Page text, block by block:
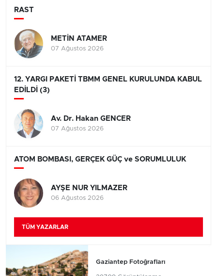
RAST
METİN ATAMER
07 Ağustos 2026
12. YARGI PAKETİ TBMM GENEL KURULUNDA KABUL
EDİLDİ (3)
Av. Dr. Hakan GENCER
07 Ağustos 2026
ATOM BOMBASI, GERÇEK GÜÇ ve SORUMLULUK
AYŞE NUR YILMAZER
06 Ağustos 2026
TÜM YAZARLAR
Gaziantep Fotoğrafları